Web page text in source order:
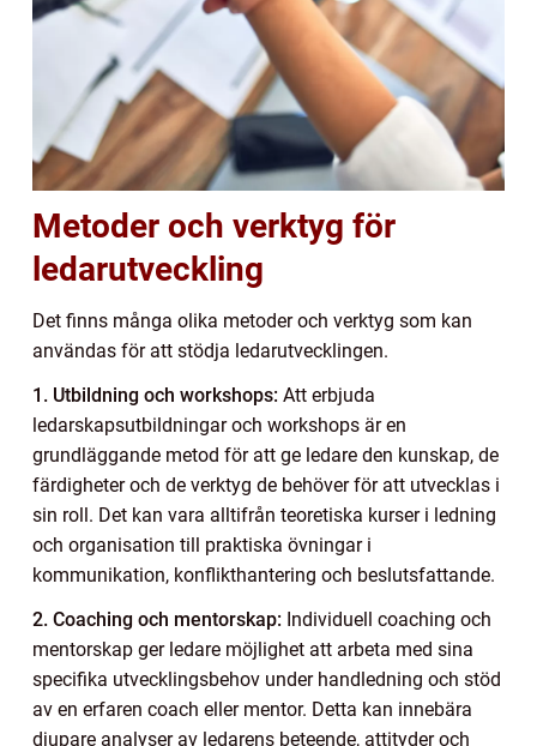
Metoder och verktyg för
ledarutveckling
Det finns många olika metoder och verktyg som kan
användas för att stödja ledarutvecklingen.
1. Utbildning och workshops: Att erbjuda
ledarskapsutbildningar och workshops är en
grundläggande metod för att ge ledare den kunskap, de
färdigheter och de verktyg de behöver för att utvecklas i
sin roll. Det kan vara alltifrån teoretiska kurser i ledning
och organisation till praktiska övningar i
kommunikation, konflikthantering och beslutsfattande.
2. Coaching och mentorskap: Individuell coaching och
mentorskap ger ledare möjlighet att arbeta med sina
specifika utvecklingsbehov under handledning och stöd
av en erfaren coach eller mentor. Detta kan innebära
djupare analyser av ledarens beteende, attityder och